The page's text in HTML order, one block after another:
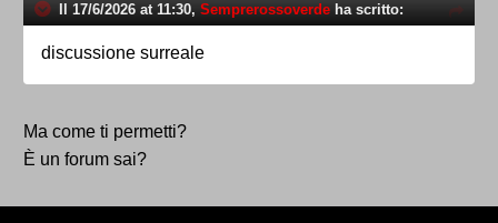
Il 17/6/2026 at 11:30, Semprerossoverde ha scritto:
discussione surreale
Ma come ti permetti?
È un forum sai?